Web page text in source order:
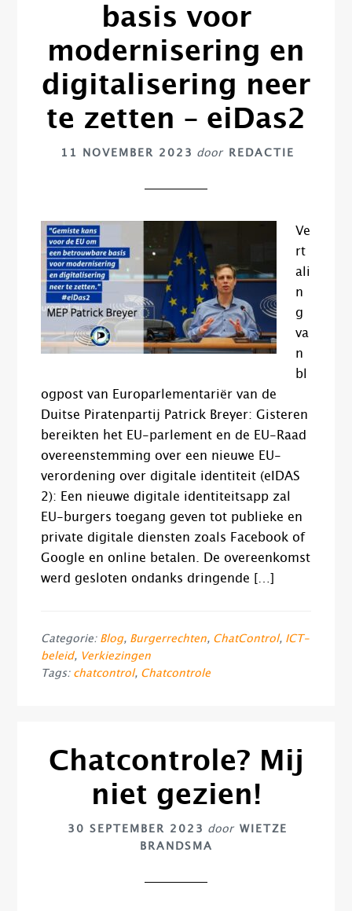
basis voor
modernisering en
digitalisering neer
te zetten – eiDas2
11 NOVEMBER 2023 door REDACTIE
Ve
rt
ali
n
g
va
n
bl
ogpost van Europarlementariër van de
Duitse Piratenpartij Patrick Breyer: Gisteren
bereikten het EU-parlement en de EU-Raad
overeenstemming over een nieuwe EU-
verordening over digitale identiteit (eIDAS
2): Een nieuwe digitale identiteitsapp zal
EU-burgers toegang geven tot publieke en
private digitale diensten zoals Facebook of
Google en online betalen. De overeenkomst
werd gesloten ondanks dringende […]
Categorie: Blog, Burgerrechten, ChatControl, ICT-
beleid, Verkiezingen
Tags: chatcontrol, Chatcontrole
Chatcontrole? Mij
niet gezien!
30 SEPTEMBER 2023 door WIETZE
BRANDSMA